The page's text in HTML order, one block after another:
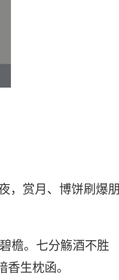
，赏月、博饼刷爆朋
檐。七分觞酒不胜
生枕函。